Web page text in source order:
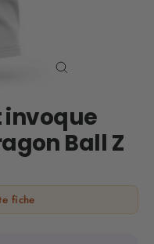
invoque
Ball Z
fiche